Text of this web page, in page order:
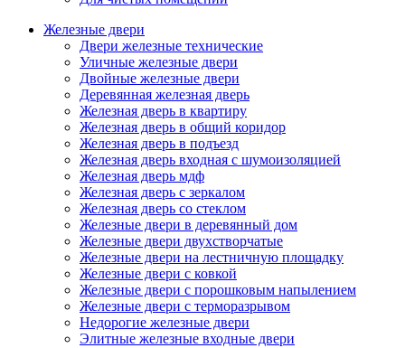
Железные двери
Двери железные технические
Уличные железные двери
Двойные железные двери
Деревянная железная дверь
Железная дверь в квартиру
Железная дверь в общий коридор
Железная дверь в подъезд
Железная дверь входная с шумоизоляцией
Железная дверь мдф
Железная дверь с зеркалом
Железная дверь со стеклом
Железные двери в деревянный дом
Железные двери двухстворчатые
Железные двери на лестничную площадку
Железные двери с ковкой
Железные двери с порошковым напылением
Железные двери с терморазрывом
Недорогие железные двери
Элитные железные входные двери